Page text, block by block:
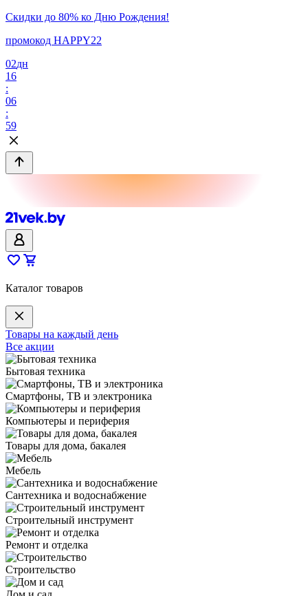
Скидки до 80% ко Дню Рождения!
промокод HAPPY22
02дн
16
:
06
:
59
Каталог товаров
Товары на каждый день
Все акции
Бытовая техника
Смартфоны, ТВ и электроника
Компьютеры и периферия
Товары для дома, бакалея
Мебель
Сантехника и водоснабжение
Строительный инструмент
Ремонт и отделка
Строительство